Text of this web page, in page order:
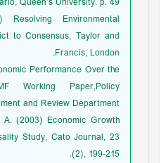
Resolving Environmental
to Consensus, Taylor and
Francis, London.
Performance Over the
Working Paper,Policy
and Review Department.
(2003) Economic Growth
Study, Cato Journal, 23
(2), 199-215.